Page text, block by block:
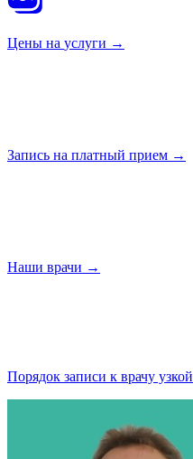
Цены на услуги →
Запись на платный прием →
Наши врачи →
Порядок записи к врачу узкой